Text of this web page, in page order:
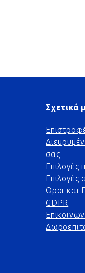
Σχετικά
σας
Επιλογές
Επιλογές
Οροι και
GDPR